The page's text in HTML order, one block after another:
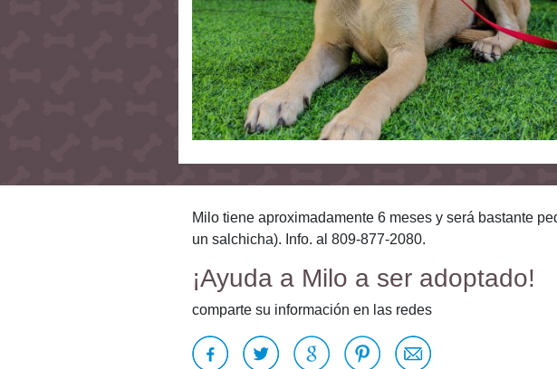
Milo tiene aproximadamente 6 meses y será bastante
un salchicha). Info. al 809-877-2080.
¡Ayuda a Milo a ser adoptado!
comparte su información en las redes